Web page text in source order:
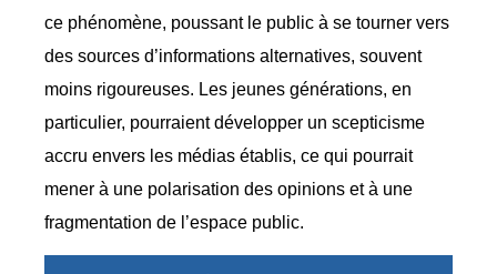
ce phénomène, poussant le public à se tourner vers
des sources d’informations alternatives, souvent
moins rigoureuses. Les jeunes générations, en
particulier, pourraient développer un scepticisme
accru envers les médias établis, ce qui pourrait
mener à une polarisation des opinions et à une
fragmentation de l’espace public.